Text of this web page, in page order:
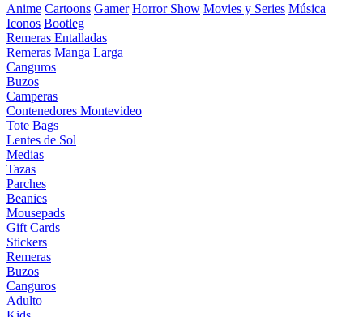
Anime Cartoons Gamer Horror Show Movies y Series Música
Iconos Bootleg
Remeras Entalladas
Remeras Manga Larga
Canguros
Buzos
Camperas
Contenedores Montevideo
Tote Bags
Lentes de Sol
Medias
Tazas
Parches
Beanies
Mousepads
Gift Cards
Stickers
Remeras
Buzos
Canguros
Adulto